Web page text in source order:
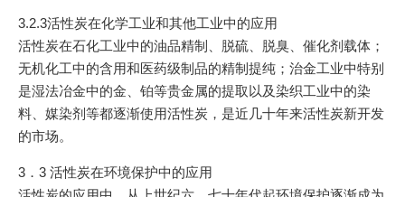
3.2.3活性炭在化学工业和其他工业中的应用
活性炭在石化工业中的油品精制、脱硫、脱臭、催化剂载体；
无机化工中的含用和医药级制品的精制提纯；治金工业中特别
是湿法冶金中的金、铂等贵金属的提取以及染织工业中的染
料、媒染剂等都逐渐使用活性炭，是近几十年来活性炭新开发
的市场。
3．3 活性炭在环境保护中的应用